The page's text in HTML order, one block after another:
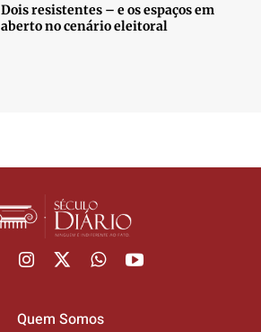
Dois resistentes – e os espaços em
aberto no cenário eleitoral
Quem Somos